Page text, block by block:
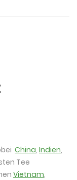
China, Indien,
Tee
Vietnam,